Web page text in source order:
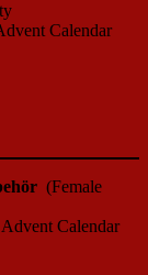
Calendar
(Female
Calendar